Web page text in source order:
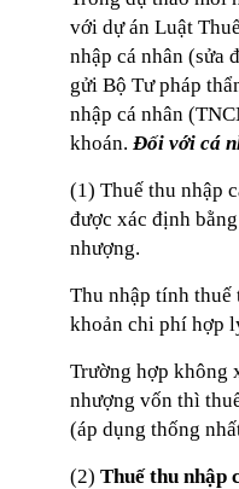
với dự án Luật
nhập cá nhân (sửa
gửi Bộ Tư pháp
nhập cá nhân
khoán. Đối với cá
(1) Thuế thu nhập
được xác định
nhượng.
Thu nhập tính thuế
khoản chi phí hợp
Trường hợp không
nhượng vốn thì
(áp dụng thống
(2) Thuế thu nhập